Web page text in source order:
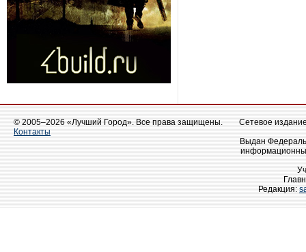
© 2005–2026 «Лучший Город». Все права защищены.
Контакты
Сетевое
Выдан
Редакция: